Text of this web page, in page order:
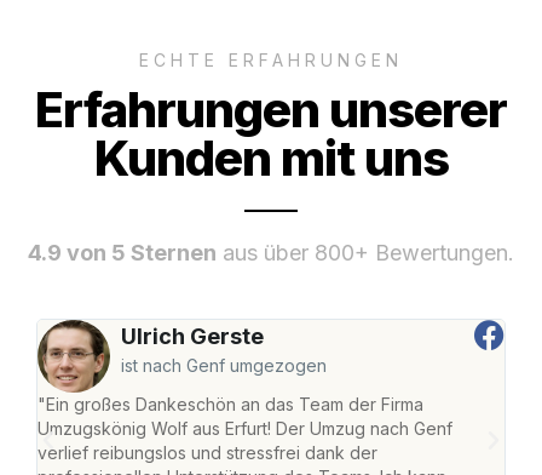
ECHTE ERFAHRUNGEN
Erfahrungen unserer
Kunden mit uns
4.9 von 5 Sternen aus über 800+ Bewertungen.
Ulrich Gerste
ist nach Genf umgezogen
"Ein großes Dankeschön an das Team der Firma
Umzugskönig Wolf aus Erfurt! Der Umzug nach Genf
verlief reibungslos und stressfrei dank der